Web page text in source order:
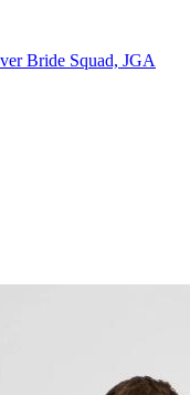
Bride Squad, JGA